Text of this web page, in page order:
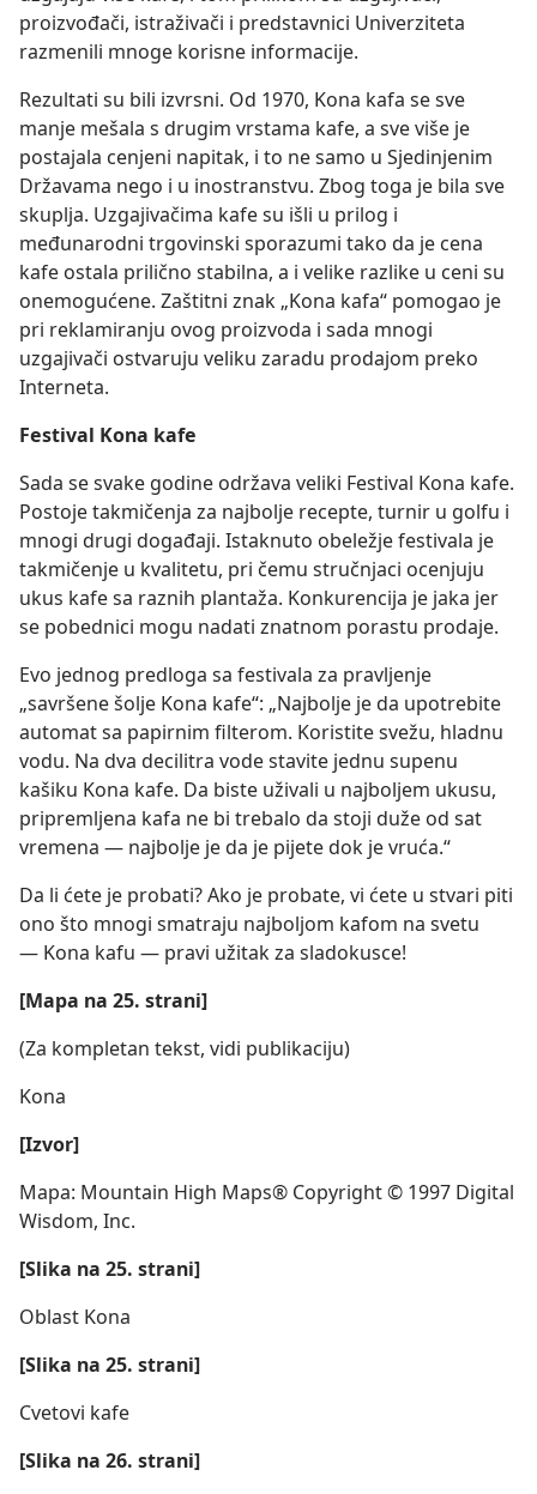
proizvođači, istraživači i predstavnici Univerziteta
razmenili mnoge korisne informacije.
Rezultati su bili izvrsni. Od 1970, Kona kafa se sve
manje mešala s drugim vrstama kafe, a sve više je
postajala cenjeni napitak, i to ne samo u Sjedinjenim
Državama nego i u inostranstvu. Zbog toga je bila sve
skuplja. Uzgajivačima kafe su išli u prilog i
međunarodni trgovinski sporazumi tako da je cena
kafe ostala prilično stabilna, a i velike razlike u ceni su
onemogućene. Zaštitni znak „Kona kafa“ pomogao je
pri reklamiranju ovog proizvoda i sada mnogi
uzgajivači ostvaruju veliku zaradu prodajom preko
Interneta.
Festival Kona kafe
Sada se svake godine održava veliki Festival Kona kafe.
Postoje takmičenja za najbolje recepte, turnir u golfu i
mnogi drugi događaji. Istaknuto obeležje festivala je
takmičenje u kvalitetu, pri čemu stručnjaci ocenjuju
ukus kafe sa raznih plantaža. Konkurencija je jaka jer
se pobednici mogu nadati znatnom porastu prodaje.
Evo jednog predloga sa festivala za pravljenje
„savršene šolje Kona kafe“: „Najbolje je da upotrebite
automat sa papirnim filterom. Koristite svežu, hladnu
vodu. Na dva decilitra vode stavite jednu supenu
kašiku Kona kafe. Da biste uživali u najboljem ukusu,
pripremljena kafa ne bi trebalo da stoji duže od sat
vremena — najbolje je da je pijete dok je vruća.“
Da li ćete je probati? Ako je probate, vi ćete u stvari piti
ono što mnogi smatraju najboljom kafom na svetu
— Kona kafu — pravi užitak za sladokusce!
[Mapa na 25. strani]
(Za kompletan tekst, vidi publikaciju)
Kona
[Izvor]
Mapa: Mountain High Maps® Copyright © 1997 Digital
Wisdom, Inc.
[Slika na 25. strani]
Oblast Kona
[Slika na 25. strani]
Cvetovi kafe
[Slika na 26. strani]